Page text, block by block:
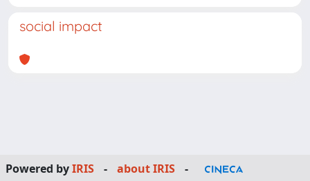
social impact
Powered byIRIS - about IRIS
-